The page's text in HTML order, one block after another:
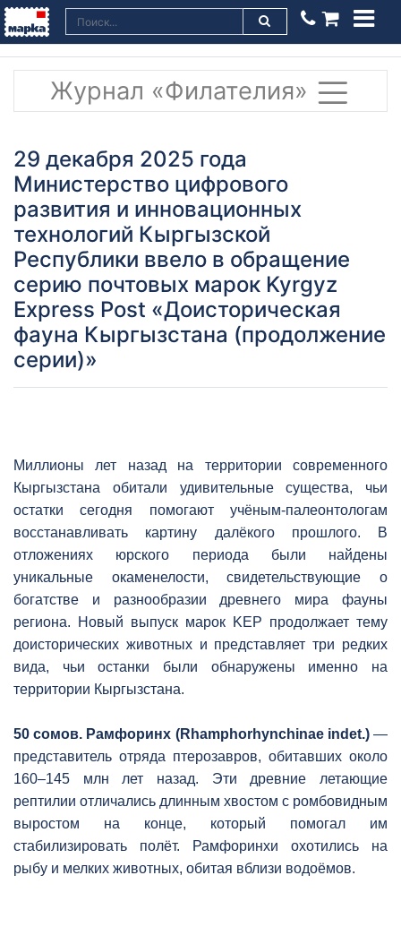
Журнал «Филателия»
29 декабря 2025 года
Министерство цифрового
развития и инновационных
технологий Кыргызской
Республики ввело в обращение
серию почтовых марок Kyrgyz
Express Post «Доисторическая
фауна Кыргызстана (продолжение
серии)»
Миллионы лет назад на территории современного
Кыргызстана обитали удивительные существа, чьи
остатки сегодня помогают учёным-палеонтологам
восстанавливать картину далёкого прошлого. В
отложениях юрского периода были найдены
уникальные окаменелости, свидетельствующие о
богатстве и разнообразии древнего мира фауны
региона. Новый выпуск марок KEP продолжает тему
доисторических животных и представляет три редких
вида, чьи останки были обнаружены именно на
территории Кыргызстана.
50 сомов. Рамфоринх (Rhamphorhynchinae indet.)—
представитель отряда птерозавров, обитавших около
160–145 млн лет назад. Эти древние летающие
рептилии отличались длинным хвостом с ромбовидным
выростом на конце, который помогал им
стабилизировать полёт. Рамфоринхи охотились на
рыбу и мелких животных, обитая вблизи водоёмов.